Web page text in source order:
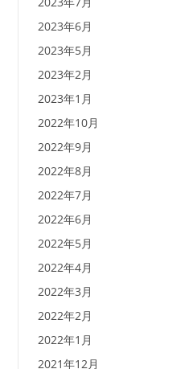
2023年6月
2023年5月
2023年2月
2023年1月
2022年10月
2022年9月
2022年8月
2022年7月
2022年6月
2022年5月
2022年4月
2022年3月
2022年2月
2022年1月
2021年12月